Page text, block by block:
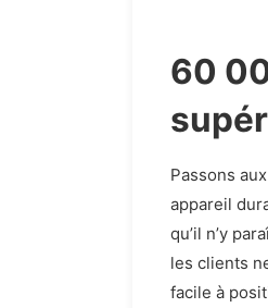
60
Passons
appareil
qu’il n’y
les clients
facile à